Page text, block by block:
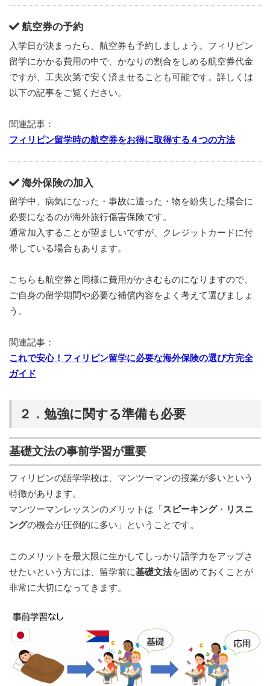
航空券の予約
入学日が決まったら、航空券も予約しましょう。フィリピン
留学にかかる費用の中で、かなりの割合をしめる航空券代金
ですが、工夫次第で安く済ませることも可能です。詳しくは
以下の記事をご覧ください。
関連記事：
フィリピン留学時の航空券をお得に取得する４つの方法
海外保険の加入
留学中、病気になった・事故に遭った・物を紛失した場合に
必要になるのが海外旅行傷害保険です。
通常加入することが望ましいですが、クレジットカードに付
帯している場合もあります。
こちらも航空券と同様に費用がかさむものになりますので、
ご自身の留学期間や必要な補償内容をよく考えて選びましょ
う。
関連記事：
これで安心！フィリピン留学に必要な海外保険の選び方完全
ガイド
２．勉強に関する準備も必要
基礎文法の事前学習が重要
フィリピンの語学学校は、マンツーマンの授業が多いという
特徴があります。
マンツーマンレッスンのメリットは「スピーキング・ リスニ
ングの機会が圧倒的に多い」ということです。
このメリットを最大限に生かしてしっかり語学力をアップさ
せたいという方には、留学前に基礎文法を固めておくことが
非常に大切になってきます。